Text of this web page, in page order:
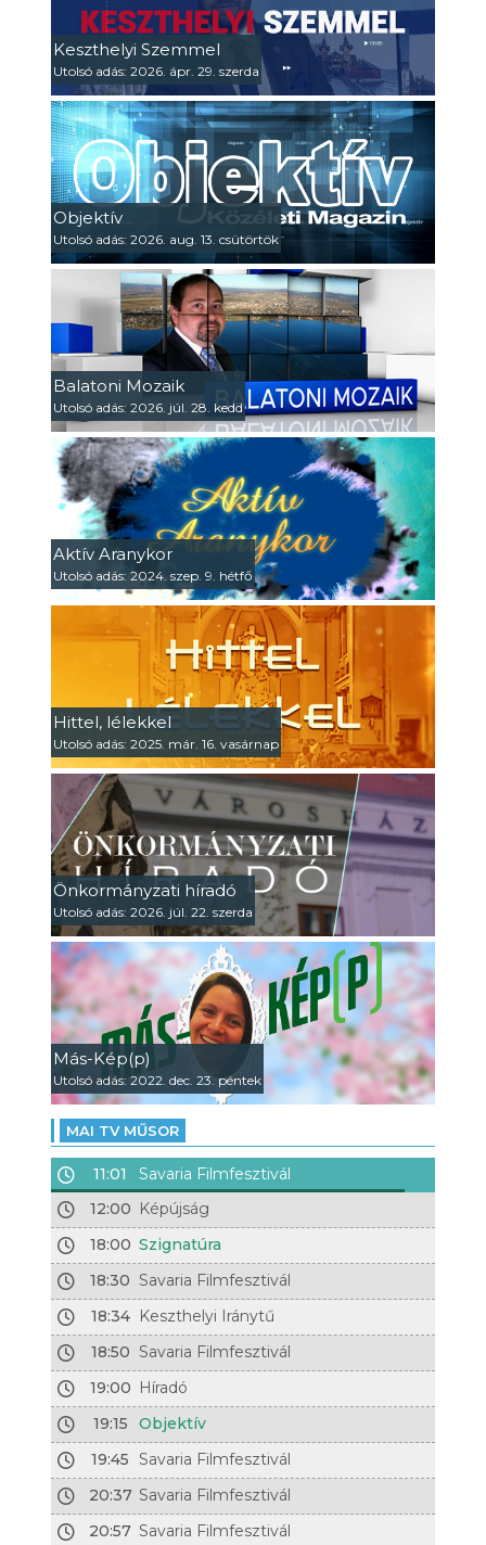
Keszthelyi Szemmel
Utolsó adás: 2026. ápr. 29. szerda
Objektív
Utolsó adás: 2026. aug. 13. csütörtök
Balatoni Mozaik
Utolsó adás: 2026. júl. 28. kedd
Aktív Aranykor
Utolsó adás: 2024. szep. 9. hétfő
Hittel, lélekkel
Utolsó adás: 2025. már. 16. vasárnap
Önkormányzati híradó
Utolsó adás: 2026. júl. 22. szerda
Más-Kép(p)
Utolsó adás: 2022. dec. 23. péntek
MAI TV MŰSOR
11:01
Savaria Filmfesztivál
12:00 Képújság
18:00 Szignatúra
18:30 Savaria Filmfesztivál
18:34 Keszthelyi Iránytű
18:50 Savaria Filmfesztivál
19:00 Híradó
19:15
Objektív
19:45 Savaria Filmfesztivál
20:37 Savaria Filmfesztivál
20:57 Savaria Filmfesztivál